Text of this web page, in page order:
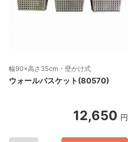
幅90×高さ35cm・壁かけ式
ウォールバスケット(80570)
12,650 円